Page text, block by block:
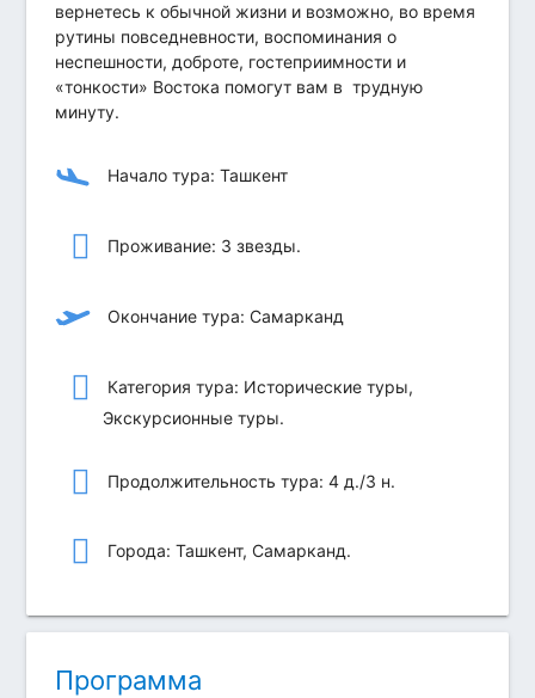
вернетесь к обычной жизни и возможно, во время
рутины повседневности, воспоминания о
неспешности, доброте, гостеприимности и
«тонкости» Востока помогут вам в трудную
минуту.
Начало тура: Ташкент
Проживание: 3 звезды.
Окончание тура: Самарканд
Категория тура: Исторические туры,
Экскурсионные туры.
Продолжительность тура: 4 д./3 н.
Города: Ташкент, Самарканд.
Программа